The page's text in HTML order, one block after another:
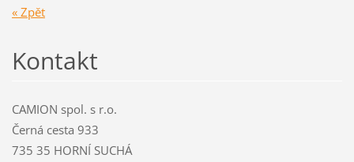
« Zpět
Kontakt
CAMION spol. s r.o.
Černá cesta 933
735 35 HORNÍ SUCHÁ